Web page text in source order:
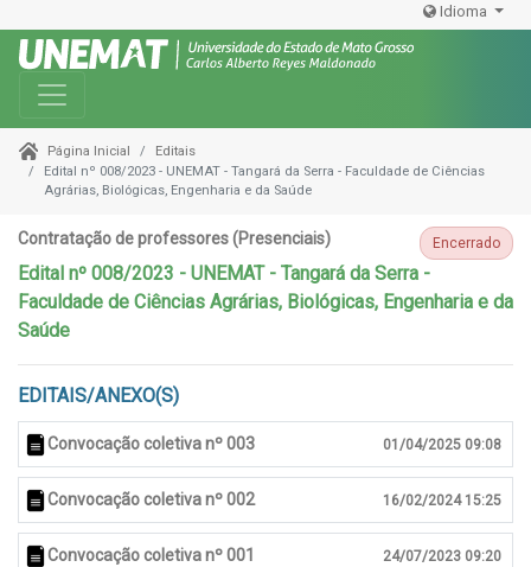
Idioma
Toggle navigation
Página Inicial
Editais
Edital nº 008/2023 - UNEMAT - Tangará da Serra - Faculdade de Ciências
Agrárias, Biológicas, Engenharia e da Saúde
Contratação de professores (Presenciais) Encerrado
Edital nº 008/2023 - UNEMAT - Tangará da Serra -
Faculdade de Ciências Agrárias, Biológicas, Engenharia e da
Saúde
EDITAIS/ANEXO(S)
Convocação coletiva nº 003 01/04/2025 09:08
Convocação coletiva nº 002 16/02/2024 15:25
Convocação coletiva nº 001 24/07/2023 09:20